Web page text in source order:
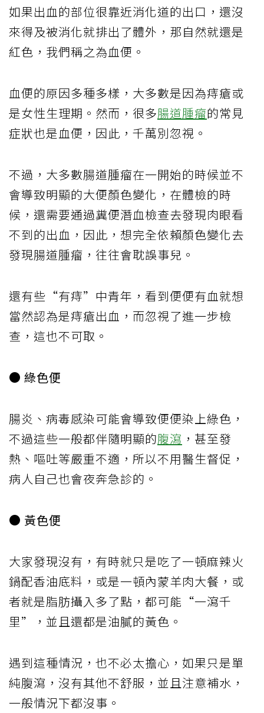
如果出血的部位很靠近消化道的出口，還沒
來得及被消化就排出了體外，那自然就還是
紅色，我們稱之為血便。
血便的原因多種多樣，大多數是因為痔瘡或
是女性生理期。然而，很多腸道腫瘤的常見
症狀也是血便，因此，千萬別忽視。
不過，大多數腸道腫瘤在一開始的時候並不
會導致明顯的大便顏色變化，在體檢的時
候，還需要通過糞便潛血檢查去發現肉眼看
不到的出血，因此，想完全依賴顏色變化去
發現腸道腫瘤，往往會耽誤事兒。
還有些“有痔”中青年，看到便便有血就想
當然認為是痔瘡出血，而忽視了進一步檢
查，這也不可取。
● 綠色便
腸炎、病毒感染可能會導致便便染上綠色，
不過這些一般都伴隨明顯的腹瀉 ，甚至發
熱、嘔吐等嚴重不適，所以不用醫生督促，
病人自己也會夜奔急診的。
● 黃色便
大家發現沒有，有時就只是吃了一頓麻辣火
鍋配香油底料，或是一頓內蒙羊肉大餐，或
者就是脂肪攝入多了點，都可能“一瀉千
里”，並且還都是油膩的黃色。
遇到這種情況，也不必太擔心，如果只是單
純腹瀉，沒有其他不舒服，並且注意補水，
一般情況下都沒事。